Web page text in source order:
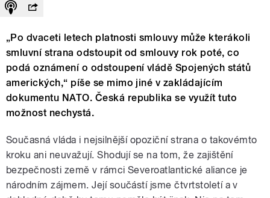
„Po dvaceti letech platnosti smlouvy může kterákoli
smluvní strana odstoupit od smlouvy rok poté, co
podá oznámení o odstoupení vládě Spojených států
amerických,“ píše se mimo jiné v zakládajícím
dokumentu NATO. Česká republika se využít tuto
možnost nechystá.
Současná vláda i nejsilnější opoziční strana o takovémto
kroku ani neuvažují. Shodují se na tom, že zajištění
bezpečnosti země v rámci Severoatlantické aliance je
národním zájmem. Její součástí jsme čtvrtstoletí a v